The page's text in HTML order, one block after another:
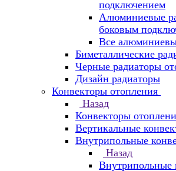
подключением
Алюминиевые
боковым
Все
Биметаллические
Черные радиаторы
Дизайн радиаторы
Конвекторы отопления
Назад
Конвекторы
Вертикальные
Внутрипольные
Назад
Внутрипольные